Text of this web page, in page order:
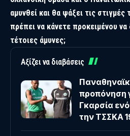
αμυνθεί και θα ψάξει τις
πρέπει να κάνετε προκειμένου
τέτοιες άμυνες;
Αξίζει να διαβάσεις
προπόνηση
Γκαρσία
την ΤΣΣΚΑ